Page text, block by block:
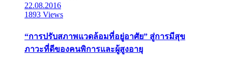
22.08.2016
1893 Views
“การปรับสภาพแวดล้อมที่อยู่อาศัย” สู่การมีสุข
ภาวะที่ดีของคนพิการและผู้สูงอายุ